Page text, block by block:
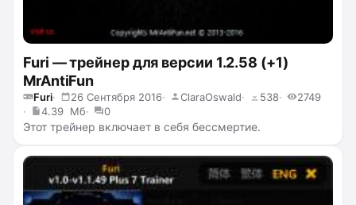
Furi — трейнер для версии 1.2.58 (+1)
MrAntiFun
Furi 26 Сентября 2016 ClaraOswald 538
2749
4.39 Мб
0
Этот трейнер включает в себя бессмертие.